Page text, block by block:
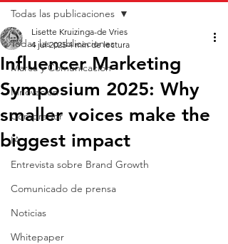
Todas las publicaciones
Marca y Comunicación
Innovación
Comprador
IA
Entrevista sobre Brand Growth
Comunicado de prensa
Noticias
Whitepaper
Todas las publicaciones
Influencer Marketing
Symposium 2025: Why
smaller voices make the
biggest impact
Lisette Kruizinga-de Vries
4 jul 2025 4 min de lectura